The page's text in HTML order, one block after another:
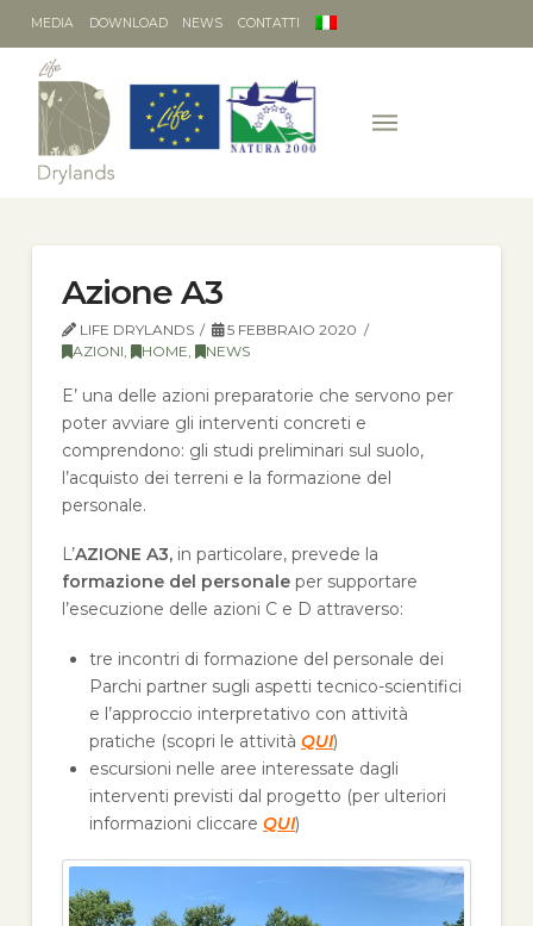
MEDIA DOWNLOAD NEWS CONTATTI
Azione A3
LIFE DRYLANDS
5 FEBBRAIO 2020
AZIONI
HOME NEWS
E’ una delle azioni preparatorie che servono per
poter avviare gli interventi concreti e
comprendono: gli studi preliminari sul suolo,
l’acquisto dei terreni e la formazione del
personale.
L’AZIONE A3, in particolare, prevede la
formazione del personaleper supportare
l’esecuzione delle azioni C e D attraverso:
tre incontri di formazione del personale dei
Parchi partner sugli aspetti tecnico-scientifici
e l’approccio interpretativo con attività
pratiche (scopri le attivitàQUI)
escursioni nelle aree interessate dagli
interventi previsti dal progetto (per ulteriori
informazioni cliccareQUI)